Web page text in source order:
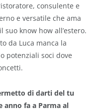
consulente e
e versatile che ama
know how all’estero.
da Luca manca la
potenziali soci dove
di darti del tu
anno fa a Parma al